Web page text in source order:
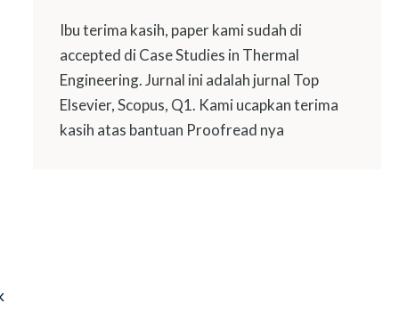
Ibu terima kasih, paper kami sudah di
accepted di Case Studies in Thermal
Engineering. Jurnal ini adalah jurnal Top
Elsevier, Scopus, Q1. Kami ucapkan terima
kasih atas bantuan Proofread nya